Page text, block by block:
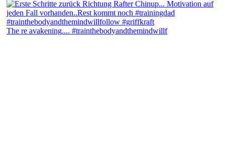
The re avakening.... #trainthebodyandthemindwillf